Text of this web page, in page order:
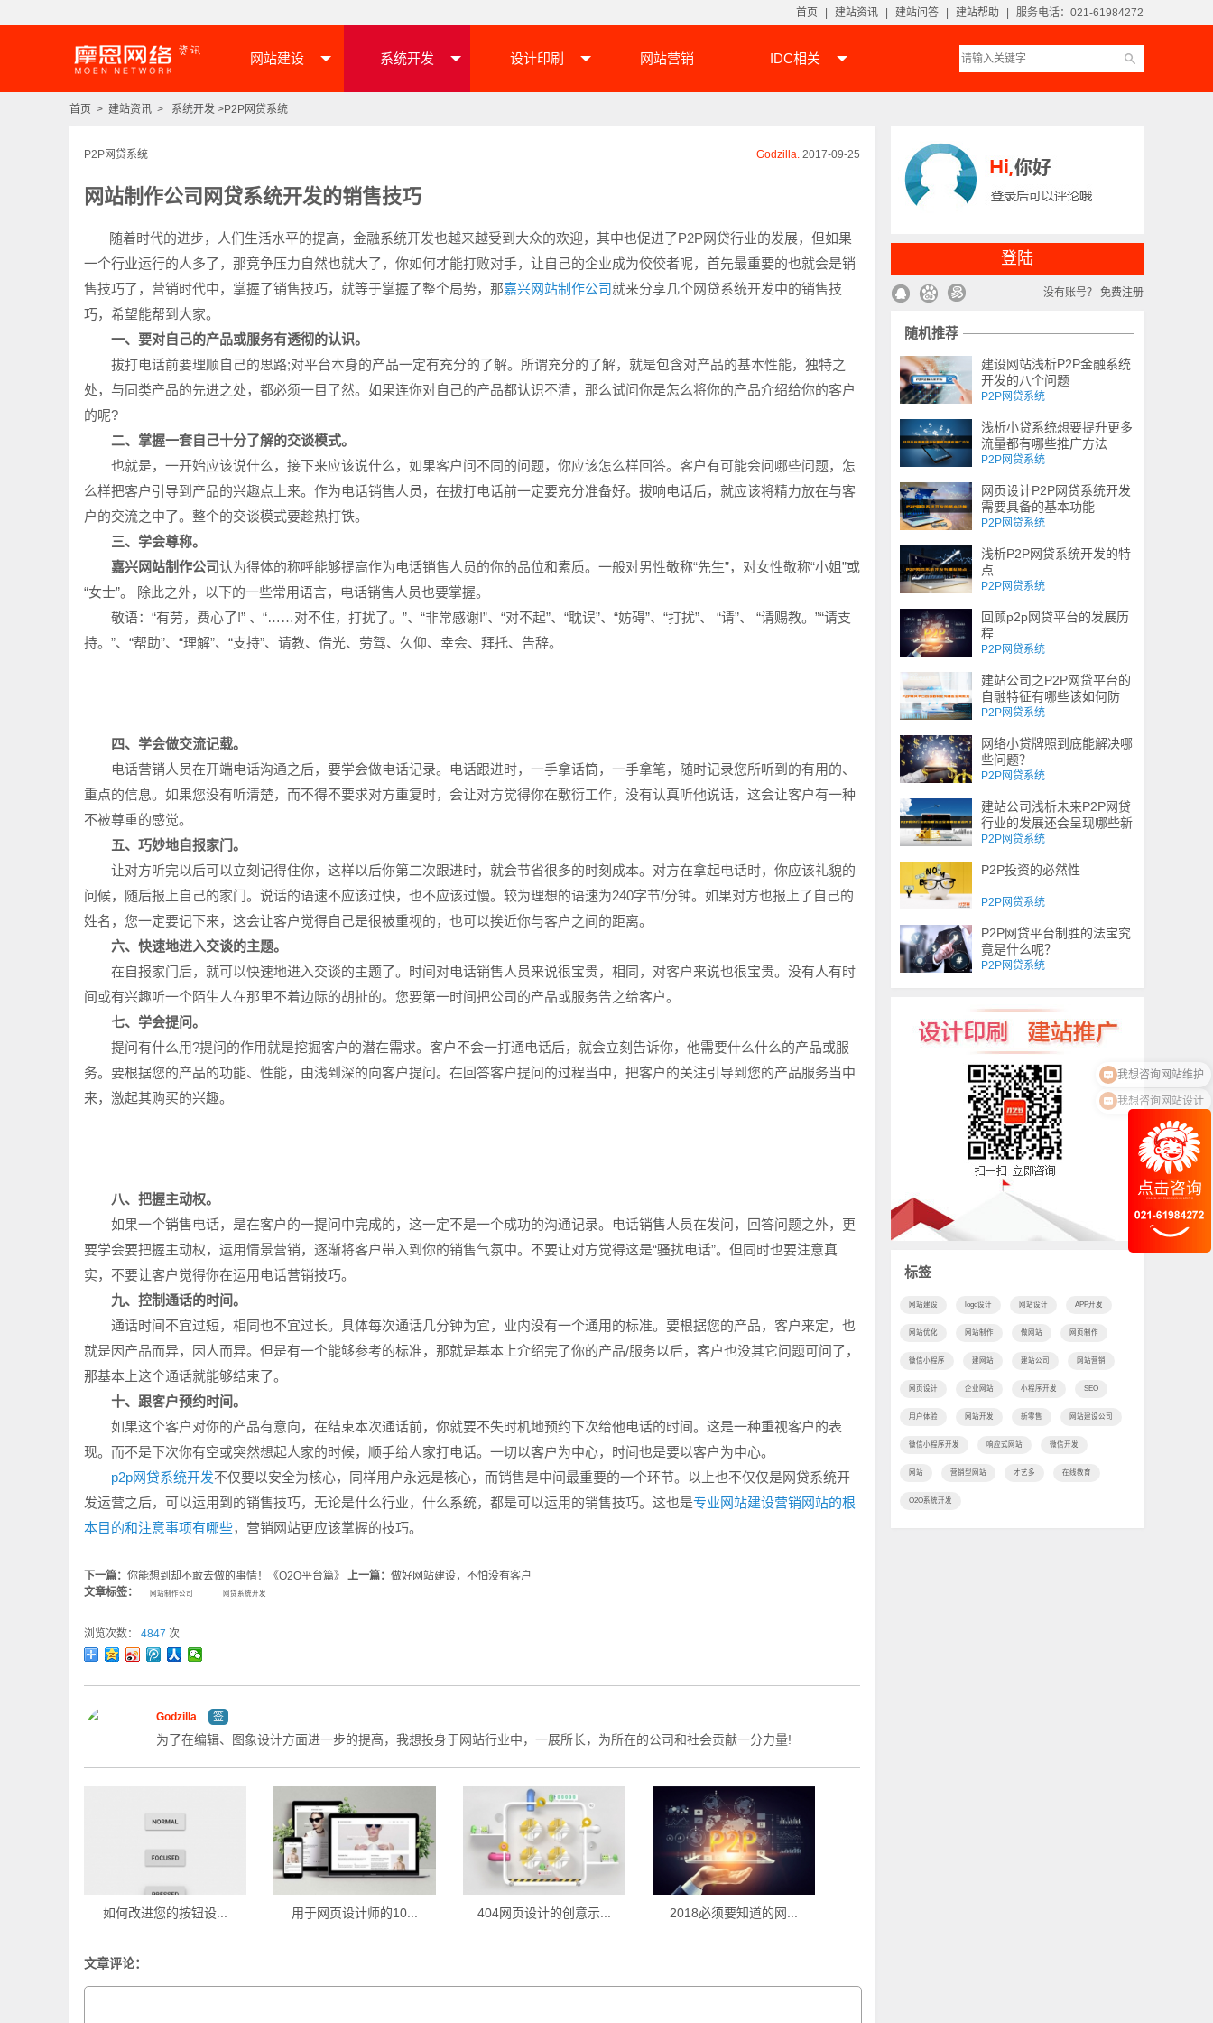
首页 建站资讯 建站问答 建站帮助 服务电话：021-61984272
网站建设 系统开发 设计印刷 网站营销 IDC相关
首页 > 建站资讯 > 系统开发 >P2P网贷系统
Godzilla. 2017-09-25
P2P网贷系统
网站制作公司网贷系统开发的销售技巧
随着时代的进步，人们生活水平的提高，金融系统开发也越来越受到大众的欢迎，其中也促进了P2P网贷行业的发展，但如果
一个行业运行的人多了，那竞争压力自然也就大了，你如何才能打败对手，让自己的企业成为佼佼者呢，首先最重要的也就会是销
售技巧了，营销时代中，掌握了销售技巧，就等于掌握了整个局势，那嘉兴网站制作公司就来分享几个网贷系统开发中的销售技
巧，希望能帮到大家。
一、要对自己的产品或服务有透彻的认识。
拔打电话前要理顺自己的思路;对平台本身的产品一定有充分的了解。所谓充分的了解，就是包含对产品的基本性能，独特之
处，与同类产品的先进之处，都必须一目了然。如果连你对自己的产品都认识不清，那么试问你是怎么将你的产品介绍给你的客户
的呢?
二、掌握一套自己十分了解的交谈模式。
也就是，一开始应该说什么，接下来应该说什么，如果客户问不同的问题，你应该怎么样回答。客户有可能会问哪些问题，怎
么样把客户引导到产品的兴趣点上来。作为电话销售人员，在拔打电话前一定要充分准备好。拔响电话后，就应该将精力放在与客
户的交流之中了。整个的交谈模式要趁热打铁。
三、学会尊称。
嘉兴网站制作公司认为得体的称呼能够提高作为电话销售人员的你的品位和素质。一般对男性敬称“先生”，对女性敬称“小姐”或
“女士”。 除此之外，以下的一些常用语言，电话销售人员也要掌握。
敬语：“有劳，费心了!” 、“……对不住，打扰了。”、“非常感谢!”、“对不起”、“耽误”、“妨碍”、“打扰”、 “请”、 “请赐教。”“请支
持。”、“帮助”、“理解”、“支持”、请教、借光、劳驾、久仰、幸会、拜托、告辞。
四、学会做交流记载。
电话营销人员在开端电话沟通之后，要学会做电话记录。电话跟进时，一手拿话筒，一手拿笔，随时记录您所听到的有用的、
重点的信息。如果您没有听清楚，而不得不要求对方重复时，会让对方觉得你在敷衍工作，没有认真听他说话，这会让客户有一种
不被尊重的感觉。
五、巧妙地自报家门。
让对方听完以后可以立刻记得住你，这样以后你第二次跟进时，就会节省很多的时刻成本。对方在拿起电话时，你应该礼貌的
问候，随后报上自己的家门。说话的语速不应该过快，也不应该过慢。较为理想的语速为240字节/分钟。如果对方也报上了自己的
姓名，您一定要记下来，这会让客户觉得自己是很被重视的，也可以挨近你与客户之间的距离。
六、快速地进入交谈的主题。
在自报家门后，就可以快速地进入交谈的主题了。时间对电话销售人员来说很宝贵，相同，对客户来说也很宝贵。没有人有时
间或有兴趣听一个陌生人在那里不着边际的胡扯的。您要第一时间把公司的产品或服务告之给客户。
七、学会提问。
提问有什么用?提问的作用就是挖掘客户的潜在需求。客户不会一打通电话后，就会立刻告诉你，他需要什么什么的产品或服
务。要根据您的产品的功能、性能，由浅到深的向客户提问。在回答客户提问的过程当中，把客户的关注引导到您的产品服务当中
来，激起其购买的兴趣。
八、把握主动权。
如果一个销售电话，是在客户的一提问中完成的，这一定不是一个成功的沟通记录。电话销售人员在发问，回答问题之外，更
要学会要把握主动权，运用情景营销，逐渐将客户带入到你的销售气氛中。不要让对方觉得这是“骚扰电话”。但同时也要注意真
实，不要让客户觉得你在运用电话营销技巧。
九、控制通话的时间。
通话时间不宜过短，相同也不宜过长。具体每次通话几分钟为宜，业内没有一个通用的标准。要根据您的产品，客户来定，也
就是因产品而异，因人而异。但是有一个能够参考的标准，那就是基本上介绍完了你的产品/服务以后，客户也没其它问题可问了，
那基本上这个通话就能够结束了。
十、跟客户预约时间。
如果这个客户对你的产品有意向，在结束本次通话前，你就要不失时机地预约下次给他电话的时间。这是一种重视客户的表
现。而不是下次你有空或突然想起人家的时候，顺手给人家打电话。一切以客户为中心，时间也是要以客户为中心。
p2p网贷系统开发不仅要以安全为核心，同样用户永远是核心，而销售是中间最重要的一个环节。以上也不仅仅是网贷系统开
发运营之后，可以运用到的销售技巧，无论是什么行业，什么系统，都是可以运用的销售技巧。这也是专业网站建设营销网站的根
本目的和注意事项有哪些，营销网站更应该掌握的技巧。
下一篇： 你能想到却不敢去做的事情！《O2O平台篇》 上一篇： 做好网站建设，不怕没有客户
文章标签：
网站制作公司 网贷系统开发
浏览次数： 4847 次
Godzilla 签
为了在编辑、图象设计方面进一步的提高，我想投身于网站行业中，一展所长，为所在的公司和社会贡献一分力量!
如何改进您的按钮设... 用于网页设计师的10... 404网页设计的创意示... 2018必须要知道的网...
文章评论：
登陆
没有账号？ 免费注册
随机推荐
建设网站浅析P2P金融系统
开发的八个问题
P2P网贷系统
浅析小贷系统想要提升更多
流量都有哪些推广方法
P2P网贷系统
网页设计P2P网贷系统开发
需要具备的基本功能
P2P网贷系统
浅析P2P网贷系统开发的特
点
P2P网贷系统
回顾p2p网贷平台的发展历
程
P2P网贷系统
建站公司之P2P网贷平台的
自融特征有哪些该如何防
范？
P2P网贷系统
网络小贷牌照到底能解决哪
些问题？
P2P网贷系统
建站公司浅析未来P2P网贷
行业的发展还会呈现哪些新
趋势？
P2P网贷系统
P2P投资的必然性
P2P网贷系统
P2P网贷平台制胜的法宝究
竟是什么呢？
P2P网贷系统
标签
网站建设 logo设计 网站设计 APP开发
网站优化 网站制作 做网站 网页制作
微信小程序 建网站 建站公司 网站营销
网页设计 企业网站 小程序开发 SEO
用户体验 网站开发 新零售 网站建设公司
微信小程序开发 响应式网站 微信开发
网站 营销型网站 才艺多 在线教育
O2O系统开发